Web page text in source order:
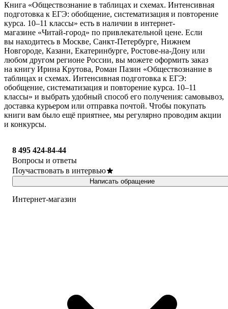
Книга «Обществознание в таблицах и схемах. Интенсивная
подготовка к ЕГЭ: обобщение, систематизация и повторение
курса. 10–11 классы» есть в наличии в интернет-
магазине «Читай-город» по привлекательной цене. Если
вы находитесь в Москве, Санкт-Петербурге, Нижнем
Новгороде, Казани, Екатеринбурге, Ростове-на-Дону или
любом другом регионе России, вы можете оформить заказ
на книгу Ирина Крутова, Роман Пазин «Обществознание в
таблицах и схемах. Интенсивная подготовка к ЕГЭ:
обобщение, систематизация и повторение курса. 10–11
классы» и выбрать удобный способ его получения: самовывоз,
доставка курьером или отправка почтой. Чтобы покупать
книги вам было ещё приятнее, мы регулярно проводим акции
и конкурсы.
8 495 424-84-44
Вопросы и ответы
Поучаствовать в интервью
Написать обращение
Интернет-магазин